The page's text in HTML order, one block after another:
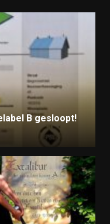
B gesloopt!